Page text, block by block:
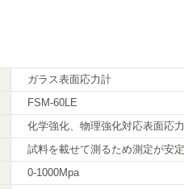
ガラス表面応力計
FSM-60LE
化学強化、物理強化対応表面応
試料を載せて測るため測定が安
0-1000Mpa